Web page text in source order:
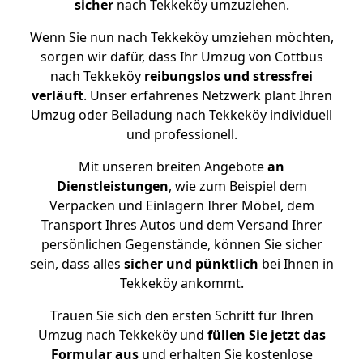
sichernach Tekkeköy umzuziehen.
Wenn Sie nun nach Tekkeköy umziehen möchten,
sorgen wir dafür, dass Ihr Umzug von Cottbus
nach Tekkeköy reibungslos und stressfrei
verläuft. Unser erfahrenes Netzwerk plant Ihren
Umzug oder Beiladung nach Tekkeköy individuell
und professionell.
Mit unseren breiten Angebotean
Dienstleistungen, wie zum Beispiel dem
Verpacken und Einlagern Ihrer Möbel, dem
Transport Ihres Autos und dem Versand Ihrer
persönlichen Gegenstände, können Sie sicher
sein, dass alles sicher und pünktlich bei Ihnen in
Tekkeköy ankommt.
Trauen Sie sich den ersten Schritt für Ihren
Umzug nach Tekkeköy und füllen Sie jetzt das
Formular ausund erhalten Sie kostenlose